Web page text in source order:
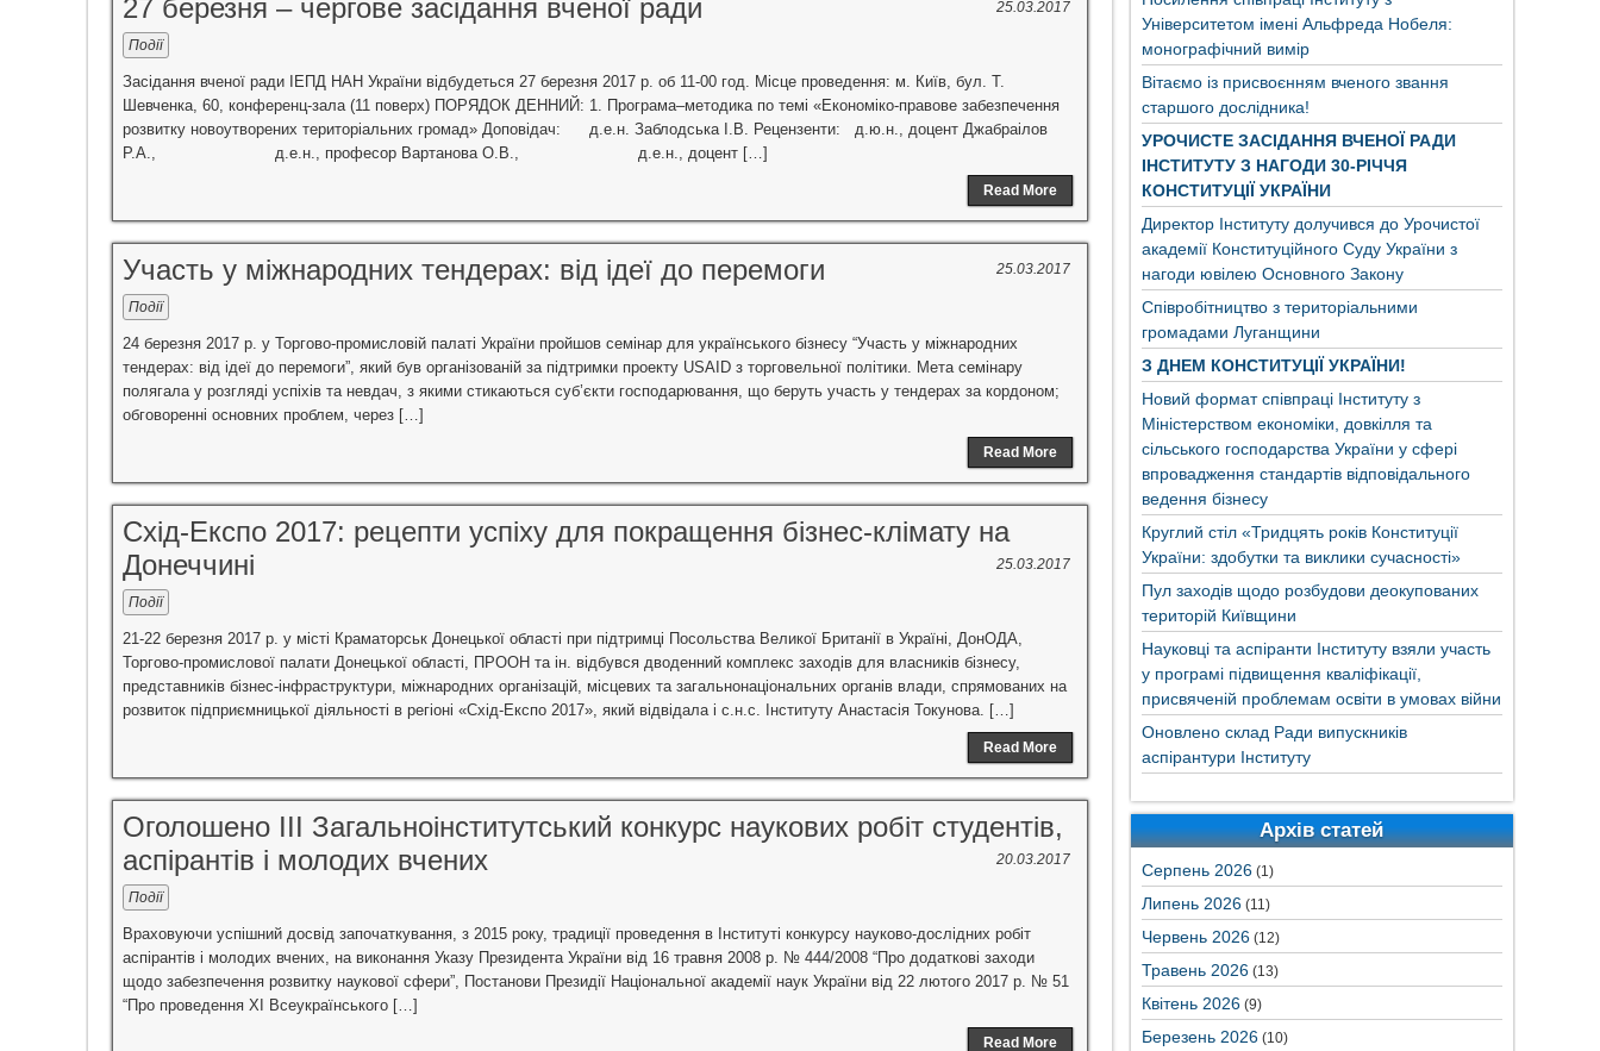
27 березня – чергове засідання вченої ради 25.03.2017
Події
Засідання вченої ради ІЕПД НАН України відбудеться 27 березня 2017 р. об 11-00 год. Місце проведення: м. Київ, бул. Т.
Шевченка, 60, конференц-зала (11 поверх) ПОРЯДОК ДЕННИЙ: 1. Програма–методика по темі «Економіко-правове забезпечення
розвитку новоутворених територіальних громад» Доповідач: д.е.н. Заблодська І.В. Рецензенти: д.ю.н., доцент Джабраілов
Р.А., д.е.н., професор Вартанова О.В., д.е.н., доцент […]
Read More
Участь у міжнародних тендерах: від ідеї до перемоги 25.03.2017
Події
24 березня 2017 р. у Торгово-промисловій палаті України пройшов семінар для українського бізнесу “Участь у міжнародних
тендерах: від ідеї до перемоги”, який був організованій за підтримки проекту USAID з торговельної політики. Мета семінару
полягала у розгляді успіхів та невдач, з якими стикаються суб’єкти господарювання, що беруть участь у тендерах за кордоном;
обговоренні основних проблем, через […]
Read More
Схід-Експо 2017: рецепти успіху для покращення бізнес-клімату на
Донеччині
25.03.2017
Події
21-22 березня 2017 р. у місті Краматорськ Донецької області при підтримці Посольства Великої Британії в Україні, ДонОДА,
Торгово-промислової палати Донецької області, ПРООН та ін. відбувся дводенний комплекс заходів для власників бізнесу,
представників бізнес-інфраструктури, міжнародних організацій, місцевих та загальнонаціональних органів влади, спрямованих на
розвиток підприємницької діяльності в регіоні «Схід-Експо 2017», який відвідала і с.н.с. Інституту Анастасія Токунова. […]
Read More
Оголошено ІІІ Загальноінститутський конкурс наукових робіт студентів,
аспірантів і молодих вчених
20.03.2017
Події
Враховуючи успішний досвід започаткування, з 2015 року, традиції проведення в Інституті конкурсу науково-дослідних робіт
аспірантів і молодих вчених, на виконання Указу Президента України від 16 травня 2008 р. № 444/2008 “Про додаткові заходи
щодо забезпечення розвитку наукової сфери”, Постанови Президії Національної академії наук України від 22 лютого 2017 р. № 51
“Про проведення XІ Всеукраїнського […]
Read More
Університетом імені Альфреда Нобеля:
монографічний вимір
Вітаємо із присвоєнням вченого звання
старшого дослідника!
УРОЧИСТЕ ЗАСІДАННЯ ВЧЕНОЇ РАДИ
ІНСТИТУТУ З НАГОДИ 30-РІЧЧЯ
КОНСТИТУЦІЇ УКРАЇНИ
Директор Інституту долучився до Урочистої
академії Конституційного Суду України з
нагоди ювілею Основного Закону
Співробітництво з територіальними
громадами Луганщини
З ДНЕМ КОНСТИТУЦІЇ УКРАЇНИ!
Новий формат співпраці Інституту з
Міністерством економіки, довкілля та
сільського господарства України у сфері
впровадження стандартів відповідального
ведення бізнесу
Круглий стіл «Тридцять років Конституції
України: здобутки та виклики сучасності»
Пул заходів щодо розбудови деокупованих
територій Київщини
Науковці та аспіранти Інституту взяли участь
у програмі підвищення кваліфікації,
присвяченій проблемам освіти в умовах війни
Оновлено склад Ради випускників
аспірантури Інституту
Архів статей
Серпень 2026(1)
Липень 2026(11)
Червень 2026(12)
Травень 2026(13)
Квітень 2026(9)
Березень 2026(10)